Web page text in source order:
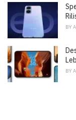
BY
BY